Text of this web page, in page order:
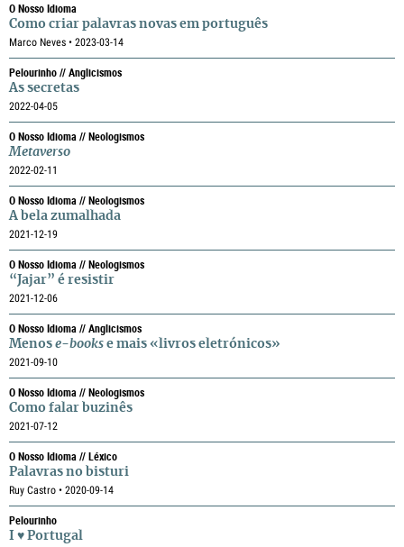
O Nosso Idioma
Como criar palavras novas em português
Marco Neves • 2023-03-14
Pelourinho // Anglicismos
As secretas
2022-04-05
O Nosso Idioma // Neologismos
Metaverso
2022-02-11
O Nosso Idioma // Neologismos
A bela zumalhada
2021-12-19
O Nosso Idioma // Neologismos
“Jajar” é resistir
2021-12-06
O Nosso Idioma // Anglicismos
Menos e-books e mais «livros eletrónicos»
2021-09-10
O Nosso Idioma // Neologismos
Como falar buzinês
2021-07-12
O Nosso Idioma // Léxico
Palavras no bisturi
Ruy Castro • 2020-09-14
Pelourinho
I ♥ Portugal